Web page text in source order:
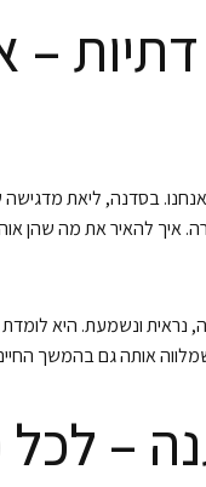
–
בסדנה, ליאת
להאיר את מה שהן
ונשמעת. היא
אותה גם בהמשך
–